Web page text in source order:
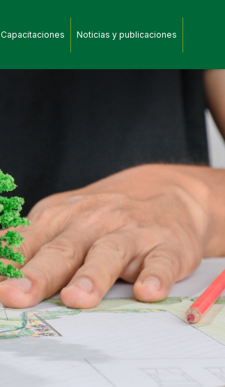
Capacitaciones Noticias y publicaciones